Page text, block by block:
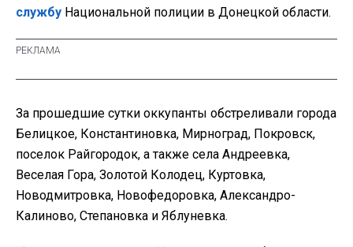
службу Национальной полиции в Донецкой области.
За прошедшие сутки оккупанты обстреливали города
Белицкое, Константиновка, Мирноград, Покровск,
поселок Райгородок, а также села Андреевка,
Веселая Гора, Золотой Колодец, Куртовка,
Новодмитровка, Новофедоровка, Александро-
Калиново, Степановка и Яблуневка.